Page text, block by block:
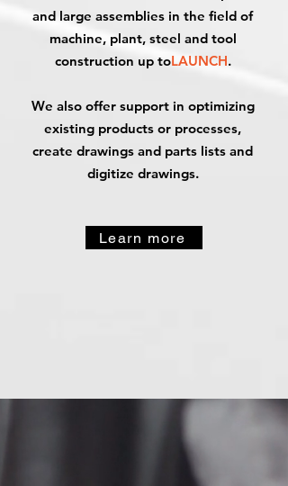
and large assemblies in the field of
machine, plant, steel and tool
construction up toLAUNCH.
We also offer support in optimizing
existing products or processes,
create drawings and parts lists and
digitize drawings.
Learn more